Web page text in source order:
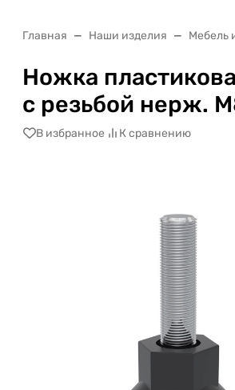
Главная Наши изделия Мебель
Ножка
с резьбой нерж.
В избранное К сравнению